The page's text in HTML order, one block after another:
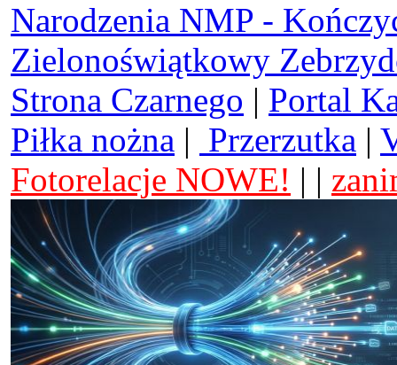
Narodzenia NMP -
Zielonoświątkowy
Strona Czarnego | Portal
Piłka nożna | Przerzutka |
Fotorelacje NOWE! | |